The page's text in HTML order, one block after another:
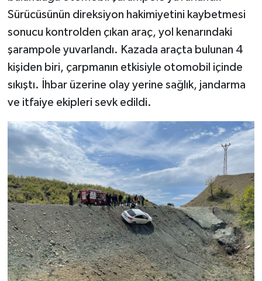
Sürücüsünün direksiyon hakimiyetini kaybetmesi
sonucu kontrolden çıkan araç, yol kenarındaki
şarampole yuvarlandı. Kazada araçta bulunan 4
kişiden biri, çarpmanın etkisiyle otomobil içinde
sıkıştı. İhbar üzerine olay yerine sağlık, jandarma
ve itfaiye ekipleri sevk edildi.
YAYLADERE
YEDİSU